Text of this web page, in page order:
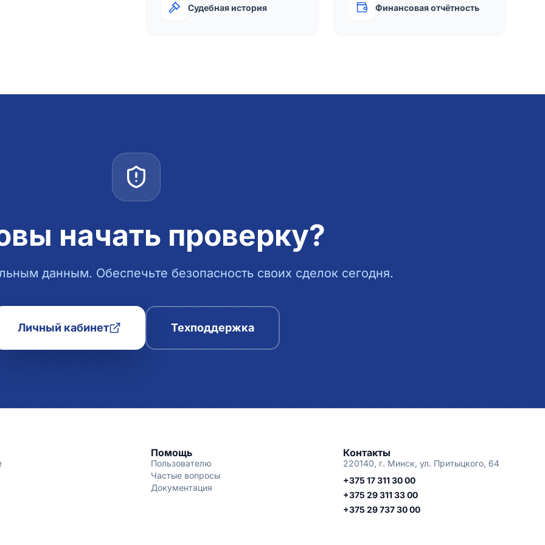
Судебная история Финансовая отчётность
начать проверку?
данным. Обеспечьте безопасность своих сделок сегодня.
Личный кабинет Техподдержка
Помощь
Пользователю
Частые вопросы
Документация
Контакты
220140, г. Минск, ул. Притыцкого, 64
+375 17 311 30 00
+375 29 311 33 00
+375 29 737 30 00